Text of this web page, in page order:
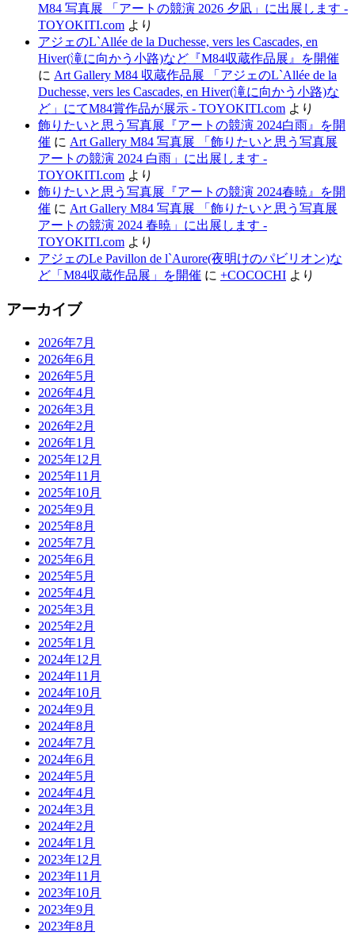
M84 写真展 「アートの競演 2026 夕凪」に出展します -
TOYOKITI.com より
アジェのL`Allée de la Duchesse, vers les Cascades, en
Hiver(滝に向かう小路)など『M84収蔵作品展』を開催
に Art Gallery M84 収蔵作品展 「アジェのL`Allée de la
Duchesse, vers les Cascades, en Hiver(滝に向かう小路)な
ど」にてM84賞作品が展示 - TOYOKITI.com より
飾りたいと思う写真展『アートの競演 2024白雨』を開
催 に Art Gallery M84 写真展 「飾りたいと思う写真展
アートの競演 2024 白雨」に出展します -
TOYOKITI.com より
飾りたいと思う写真展『アートの競演 2024春暁』を開
催 に Art Gallery M84 写真展 「飾りたいと思う写真展
アートの競演 2024 春暁」に出展します -
TOYOKITI.com より
アジェのLe Pavillon de l`Aurore(夜明けのパビリオン)な
ど「M84収蔵作品展」を開催 に +COCOCHI より
アーカイブ
2026年7月
2026年6月
2026年5月
2026年4月
2026年3月
2026年2月
2026年1月
2025年12月
2025年11月
2025年10月
2025年9月
2025年8月
2025年7月
2025年6月
2025年5月
2025年4月
2025年3月
2025年2月
2025年1月
2024年12月
2024年11月
2024年10月
2024年9月
2024年8月
2024年7月
2024年6月
2024年5月
2024年4月
2024年3月
2024年2月
2024年1月
2023年12月
2023年11月
2023年10月
2023年9月
2023年8月